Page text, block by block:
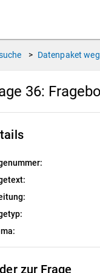
> Datenpaket
36:
zur Frage